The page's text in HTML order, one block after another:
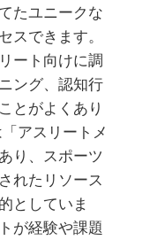
たユニークな
スできます。
ート向けに調
ング、認知行
とがよくあり
アスリートメ
り、スポーツ
れたリソース
としていま
が経験や課題